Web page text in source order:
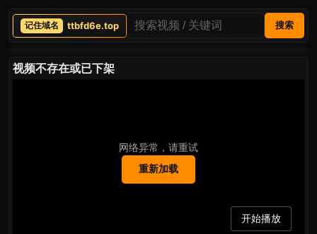
ttbfd6e.top 搜索
视频不存在或已下架
网络异常，请重试
重新加载
开始播放